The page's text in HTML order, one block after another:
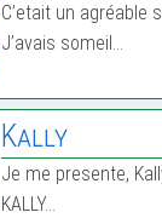
C’etait un agréable
J’avais someil…
Kally
Je me presente,
KALLY…